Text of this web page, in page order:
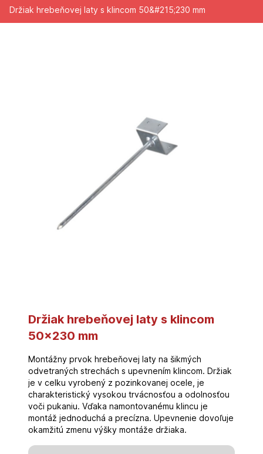
Držiak hrebeňovej laty s klincom 50&#215;230 mm
Držiak hrebeňovej laty s klincom
50×230 mm
Montážny prvok hrebeňovej laty na šikmých
odvetraných strechách s upevnením klincom. Držiak
je v celku vyrobený z pozinkovanej ocele, je
charakteristický vysokou trvácnosťou a odolnosťou
voči pukaniu. Vďaka namontovanému klincu je
montáž jednoduchá a precízna. Upevnenie dovoľuje
okamžitú zmenu výšky montáže držiaka.